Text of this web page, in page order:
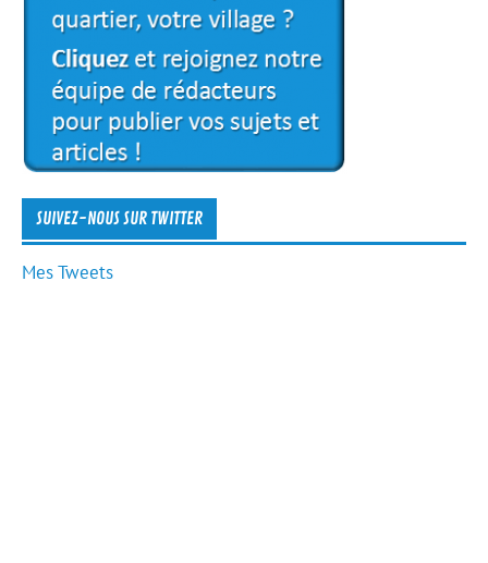
SUIVEZ-NOUS SUR TWITTER
Mes Tweets